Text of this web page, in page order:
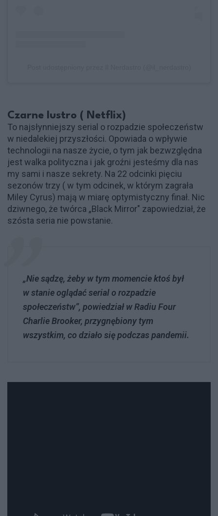
Czarne lustro ( Netflix)
To najsłynniejszy serial o rozpadzie społeczeństw
w niedalekiej przyszłości. Opowiada o wpływie
technologii na nasze życie, o tym jak bezwzględna
jest walka polityczna i jak groźni jesteśmy dla nas
my sami i nasze sekrety. Na 22 odcinki pięciu
sezonów trzy ( w tym odcinek, w którym zagrała
Miley Cyrus) mają w miarę optymistyczny finał. Nic
dziwnego, że twórca „Black Mirror" zapowiedział, że
szósta seria nie powstanie.
„Nie sądzę, żeby w tym momencie ktoś był
w stanie oglądać serial o rozpadzie
społeczeństw”, powiedział w Radiu Four
Charlie Brooker, przygnębiony tym
wszystkim, co działo się podczas pandemii.